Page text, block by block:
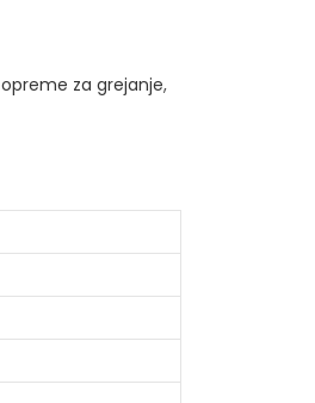
opreme za grejanje,